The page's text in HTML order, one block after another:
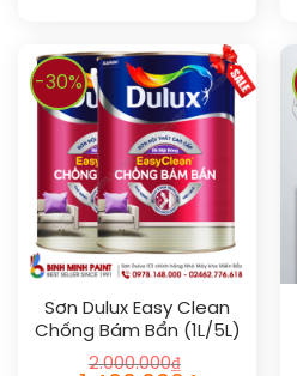
-30%
Sơn Dulux Easy Clean
Chống Bám Bẩn (1L/5L)
2.000.000₫